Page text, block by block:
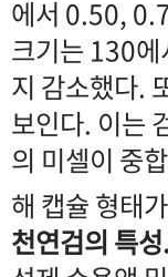
에서 0.50,
크기는 130
지 감소했다.
보인다. 이는
의 미셀이 중
해 캡슐 형태
천연검의 특성.